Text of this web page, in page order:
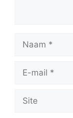
Naam
Site